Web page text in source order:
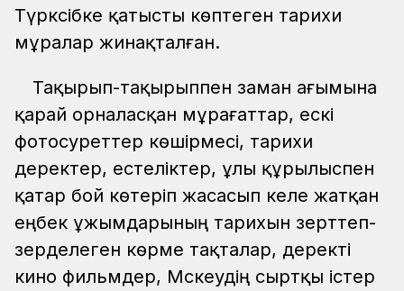
Түрксібке қатысты көптеген тарихи
мұралар жинақталған.
Тақырып-тақырыппен заман ағымына
қарай орналасқан мұрағаттар, ескі
фотосуреттер көшірмесі, тарихи
деректер, естеліктер, ұлы құрылыспен
қатар бой көтеріп жасасып келе жатқан
еңбек ұжымдарының тарихын зерттеп-
зерделеген көрме тақталар, деректі
кино фильмдер, Мәскеудің сыртқы істер